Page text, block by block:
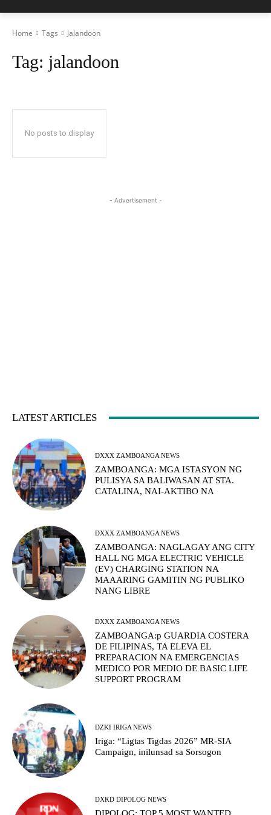
Home Tags Jalandoon
Tag: jalandoon
No posts to display
- Advertisement -
LATEST ARTICLES
DXXX ZAMBOANGA NEWS
ZAMBOANGA: MGA ISTASYON NG
PULISYA SA BALIWASAN AT STA.
CATALINA, NAI-AKTIBO NA
DXXX ZAMBOANGA NEWS
ZAMBOANGA: NAGLAGAY ANG CITY
HALL NG MGA ELECTRIC VEHICLE
(EV) CHARGING STATION NA
MAAARING GAMITIN NG PUBLIKO
NANG LIBRE
DXXX ZAMBOANGA NEWS
ZAMBOANGA:p GUARDIA COSTERA
DE FILIPINAS, TA ELEVA EL
PREPARACION NA EMERGENCIAS
MEDICO POR MEDIO DE BASIC LIFE
SUPPORT PROGRAM
DZKI IRIGA NEWS
Iriga: “Ligtas Tigdas 2026” MR-SIA
Campaign, inilunsad sa Sorsogon
DXKD DIPOLOG NEWS